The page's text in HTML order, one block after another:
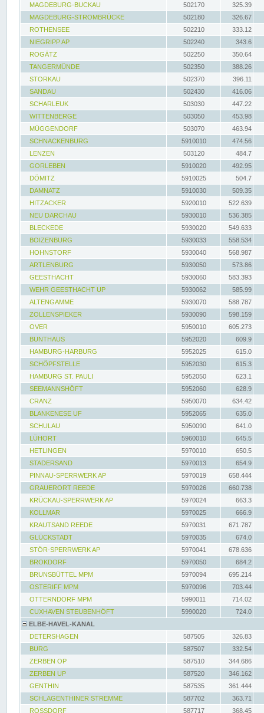
MAGDEBURG-BUCKAU
502170
325.39
MAGDEBURG-STROMBRÜCKE
502180
326.67
ROTHENSEE
502210
333.12
NIEGRIPP AP
502240
343.6
ROGÄTZ
502250
350.64
TANGERMÜNDE
502350
388.26
STORKAU
502370
396.11
SANDAU
502430
416.06
SCHARLEUK
503030
447.22
WITTENBERGE
503050
453.98
MÜGGENDORF
503070
463.94
SCHNACKENBURG
5910010
474.56
LENZEN
503120
484.7
GORLEBEN
5910020
492.95
DÖMITZ
5910025
504.7
DAMNATZ
5910030
509.35
HITZACKER
5920010
522.639
NEU DARCHAU
5930010
536.385
BLECKEDE
5930020
549.633
BOIZENBURG
5930033
558.534
HOHNSTORF
5930040
568.987
ARTLENBURG
5930050
573.86
GEESTHACHT
5930060
583.393
WEHR GEESTHACHT UP
5930062
585.99
ALTENGAMME
5930070
588.787
ZOLLENSPIEKER
5930090
598.159
OVER
5950010
605.273
BUNTHAUS
5952020
609.9
HAMBURG-HARBURG
5952025
615.0
SCHÖPFSTELLE
5952030
615.3
HAMBURG ST. PAULI
5952050
623.1
SEEMANNSHÖFT
5952060
628.9
CRANZ
5950070
634.42
BLANKENESE UF
5952065
635.0
SCHULAU
5950090
641.0
LÜHORT
5960010
645.5
HETLINGEN
5970010
650.5
STADERSAND
5970013
654.9
PINNAU-SPERRWERK AP
5970019
658.444
GRAUERORT REEDE
5970026
660.738
KRÜCKAU-SPERRWERK AP
5970024
663.3
KOLLMAR
5970025
666.9
KRAUTSAND REEDE
5970031
671.787
GLÜCKSTADT
5970035
674.0
STÖR-SPERRWERK AP
5970041
678.636
BROKDORF
5970050
684.2
BRUNSBÜTTEL MPM
5970094
695.214
OSTERIFF MPM
5970096
703.44
OTTERNDORF MPM
5990011
714.02
CUXHAVEN STEUBENHÖFT
5990020
724.0
ELBE-HAVEL-KANAL
DETERSHAGEN
587505
326.83
BURG
587507
332.54
ZERBEN OP
587510
344.686
ZERBEN UP
587520
346.162
GENTHIN
587535
361.444
SCHLAGENTHINER STREMME
587702
363.71
ROSSDORF
587717 368.45